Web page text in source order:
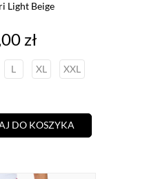
Light Beige
zł
L XL XXL
DO KOSZYKA